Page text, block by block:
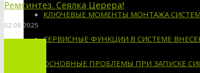
КЛЮЧЕВЫЕ МОМЕНТЫ МОНТАЖА
СЕРВИСНЫЕ ФУНКЦИИ В СИСТЕМЕ
ОСНОВНЫЕ ПРОБЛЕМЫ ПРИ ЗАПУСКЕ
Ремсинтез. Сеялка Церера!
02.08.2025